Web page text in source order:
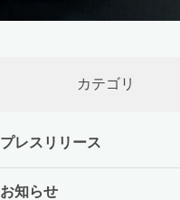
カテゴリ
プレスリリース
お知らせ